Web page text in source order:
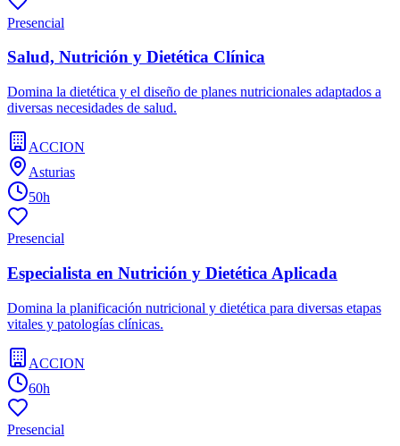
Presencial
Salud, Nutrición y Dietética Clínica
Domina la dietética y el diseño de planes nutricionales adaptados a
diversas necesidades de salud.
ACCION
Asturias
50h
Presencial
Especialista en Nutrición y Dietética Aplicada
Domina la planificación nutricional y dietética para diversas etapas
vitales y patologías clínicas.
ACCION
60h
Presencial